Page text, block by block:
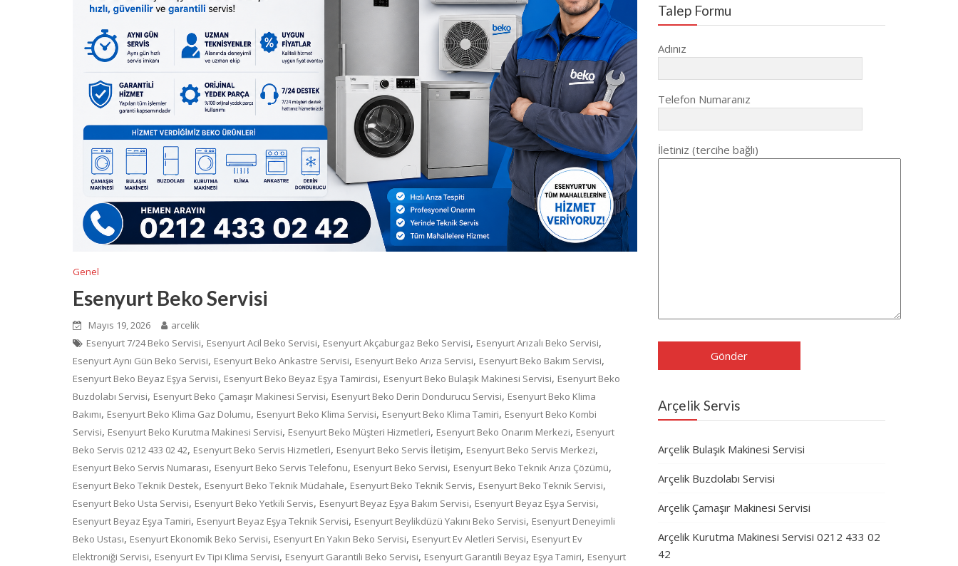
Genel
Esenyurt Beko Servisi
Mayıs 19, 2026
arcelik
Esenyurt 7/24 Beko Servisi, Esenyurt Acil Beko Servisi, Esenyurt Akçaburgaz Beko Servisi, Esenyurt Arızalı Beko Servisi,
Esenyurt Aynı Gün Beko Servisi, Esenyurt Beko Ankastre Servisi, Esenyurt Beko Arıza Servisi, Esenyurt Beko Bakım Servisi,
Esenyurt Beko Beyaz Eşya Servisi, Esenyurt Beko Beyaz Eşya Tamircisi, Esenyurt Beko Bulaşık Makinesi Servisi, Esenyurt Beko
Buzdolabı Servisi, Esenyurt Beko Çamaşır Makinesi Servisi, Esenyurt Beko Derin Dondurucu Servisi, Esenyurt Beko Klima
Bakımı, Esenyurt Beko Klima Gaz Dolumu, Esenyurt Beko Klima Servisi, Esenyurt Beko Klima Tamiri, Esenyurt Beko Kombi
Servisi, Esenyurt Beko Kurutma Makinesi Servisi, Esenyurt Beko Müşteri Hizmetleri, Esenyurt Beko Onarım Merkezi, Esenyurt
Beko Servis 0212 433 02 42, Esenyurt Beko Servis Hizmetleri, Esenyurt Beko Servis İletişim, Esenyurt Beko Servis Merkezi,
Esenyurt Beko Servis Numarası, Esenyurt Beko Servis Telefonu, Esenyurt Beko Servisi, Esenyurt Beko Teknik Arıza Çözümü,
Esenyurt Beko Teknik Destek, Esenyurt Beko Teknik Müdahale, Esenyurt Beko Teknik Servis, Esenyurt Beko Teknik Servisi,
Esenyurt Beko Usta Servisi, Esenyurt Beko Yetkili Servis, Esenyurt Beyaz Eşya Bakım Servisi, Esenyurt Beyaz Eşya Servisi,
Esenyurt Beyaz Eşya Tamiri, Esenyurt Beyaz Eşya Teknik Servisi, Esenyurt Beylikdüzü Yakını Beko Servisi, Esenyurt Deneyimli
Beko Ustası, Esenyurt Ekonomik Beko Servisi, Esenyurt En Yakın Beko Servisi, Esenyurt Ev Aletleri Servisi, Esenyurt Ev
Elektroniği Servisi, Esenyurt Ev Tipi Klima Servisi, Esenyurt Garantili Beko Servisi, Esenyurt Garantili Beyaz Eşya Tamiri, Esenyurt
Talep Formu
Adınız
Telefon Numaranız
İletiniz (tercihe bağlı)
Arçelik Servis
Arçelik Bulaşık Makinesi Servisi
Arçelik Buzdolabı Servisi
Arçelik Çamaşır Makinesi Servisi
Arçelik Kurutma Makinesi Servisi 0212 433 02
42